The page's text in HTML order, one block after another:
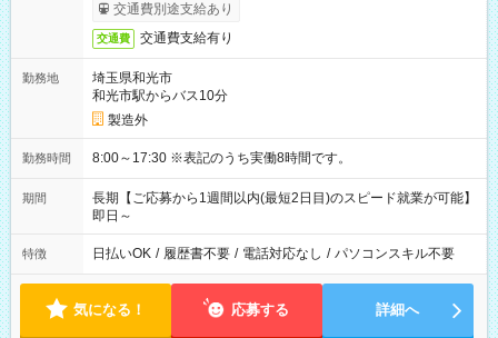
交通費別途支給あり
交通費 交通費支給有り
勤務地
埼玉県和光市
和光市駅からバス10分
製造外
勤務時間 8:00～17:30 ※表記のうち実働8時間です。
期間
長期【ご応募から1週間以内(最短2日目)のスピード就業が可能】
即日～
特徴 日払いOK / 履歴書不要 / 電話対応なし / パソコンスキル不要
気になる！ 応募する 詳細へ